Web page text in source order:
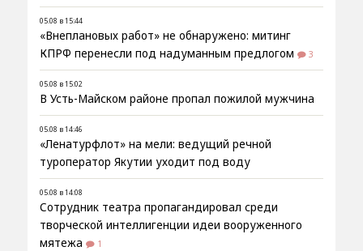
05.08 в 15:44
«Внеплановых работ» не обнаружено: митинг
КПРФ перенесли под надуманным предлогом
3
05.08 в 15:02
В Усть-Майском районе пропал пожилой мужчина
05.08 в 14:46
«Ленатурфлот» на мели: ведущий речной
туроператор Якутии уходит под воду
05.08 в 14:08
Сотрудник театра пропагандировал среди
творческой интеллигенции идеи вооруженного
мятежа
1